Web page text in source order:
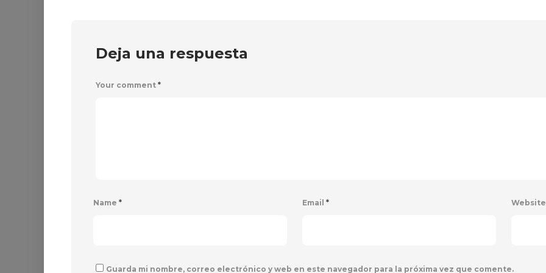
Deja una respuesta
Your comment *
Name * Email *
Guarda mi nombre, correo electrónico y web en este navegador para la próxima vez que comente.